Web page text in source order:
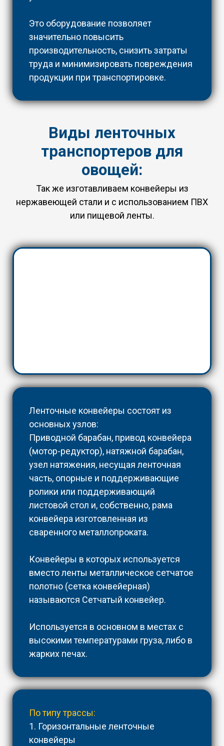
Это оборудование позволяет
значительно повысить
производительность, снизить затраты
труда и минимизировать повреждения
продукции при транспортировке.
Виды ленточных
транспортеров для
овощей:
Так же изготавливаем конвейеры из
нержавеющей стали и с использованием ПВХ
или пищевой ленты.
Ленточные конвейеры состоят из
основных узлов:
Приводной барабан, привод конвейера
(мотор-редуктор), натяжной барабан,
узел натяжения, несущая ленточная
часть, опорные и поддерживающие
ролики или поддерживающий
листовой стол и, собственно, рама
конвейера изготовленная из
сваренного металлопроката.
Конвейеры в которых используется
вместо ленты металлическое сетчатое
полотно (сетка конвейерная)
называются Сетчатый конвейер.
Используется в основном в местах с
высокими температурами груза, либо в
жарких печах.
По типу трассы:
1. Горизонтальные ленточные
конвейеры